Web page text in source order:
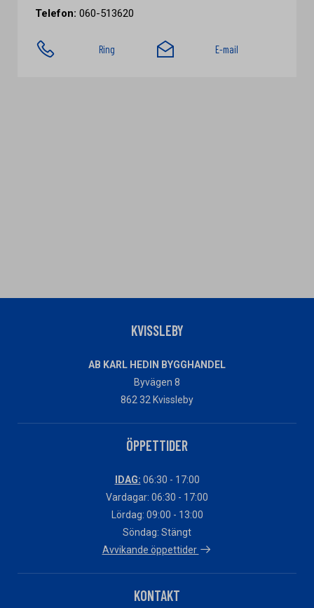
Telefon: 060-513620
Ring E-mail
KVISSLEBY
AB KARL HEDIN BYGGHANDEL
Byvägen 8
862 32 Kvissleby
ÖPPETTIDER
IDAG: 06:30 - 17:00
Vardagar: 06:30 - 17:00
Lördag: 09:00 - 13:00
Söndag: Stängt
Avvikande öppettider
KONTAKT